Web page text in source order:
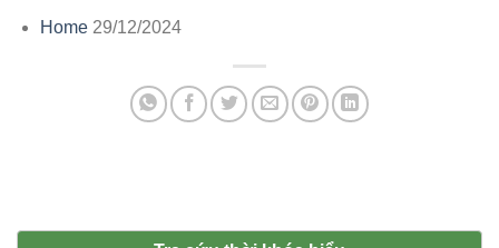
Home29/12/2024